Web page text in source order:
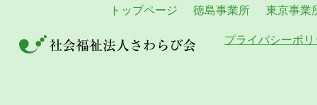
トップページ 徳島事業所 東京事業
プライバシーポ